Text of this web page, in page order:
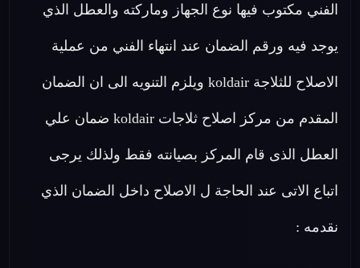
الفني مكتوب فيها نوع الجهاز وماركته والعطل الذي
يوجد فيه ورقم الضمان عند انتهاء الفني من عملية
الاصلاح للثلاجة koldair ويلزم التنويه الى ان الضمان
المقدم من مركز اصلاح ثلاجات koldair ضمان علي
العطل الذى قام المركز بصيانته فقط ولذلك يرجى
اتباع الاتى عند الحاجة ل الاصلاح داخل الضمان الذي
نقدمه :